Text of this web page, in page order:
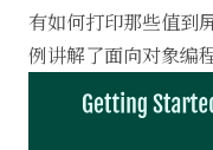
有如何打印那些值到
例讲解了面向对象编